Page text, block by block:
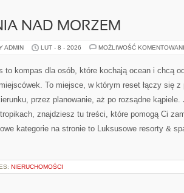
NAD MORZEM
ADMIN LUT - 8 - 2026 MOŻLIWOŚĆ
to kompas dla osób, które kochają ocean i chcą
To miejsce, w którym reset łączy się
przez planowanie, aż po rozsądne
znajdziesz tu treści, które pomogą Ci
kategorie na stronie to Luksusowe resorty &
NIERUCHOMOŚCI